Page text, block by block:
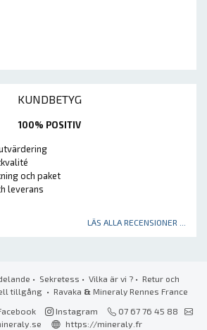
KUNDBETYG
100% POSITIV
och paket
leverans
LÄS ALLA RECENSIONER ...
• Sekretess • Vilka är vi ?• Retur och
tillgång • Ravaka & Mineraly Rennes France
Instagram
07 67 76 45 88
https://mineraly.fr